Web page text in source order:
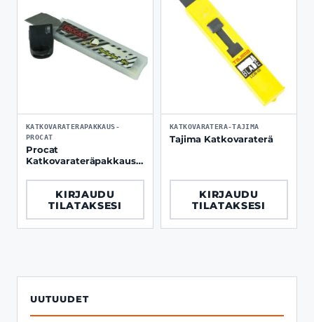
UUTUUDET
KATKOVARATERAPAKKAUS-
PROCAT
Procat
Katkovarateräpakkaus 5
KIRJAUDU
TILATAKSESI
KATKOVARATERA-TAJIMA
Tajima Katkovaraterä
KIRJAUDU
TILATAKSESI